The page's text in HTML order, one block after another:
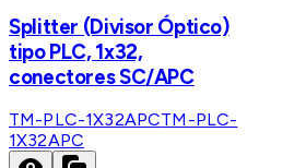
Splitter (Divisor Óptico)
tipo PLC, 1x32,
conectores SC/APC
TM-PLC-1X32APCTM-PLC-
1X32APC